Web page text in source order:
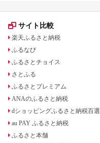
サイト比較
楽天ふるさと納税
ふるなび
ふるさとチョイス
さとふる
ふるさとプレミアム
ANAのふるさと納税
dショッピングふるさと納税百選
au PAY ふるさと納税
ふるさと本舗